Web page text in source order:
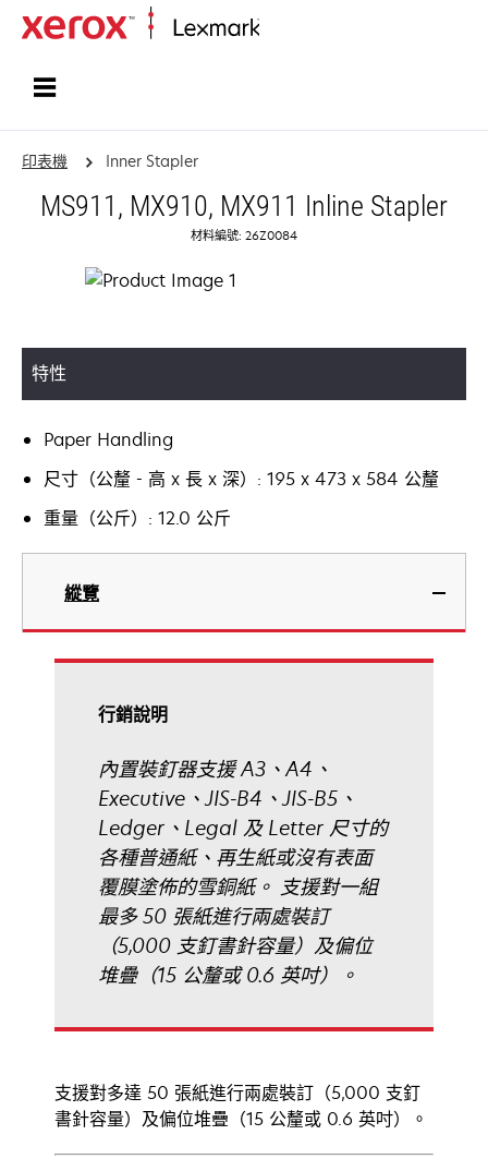
印表機 Inner Stapler
MS911, MX910, MX911 Inline Stapler
材料編號: 26Z0084
特性
Paper Handling
尺寸（公釐 - 高 x 長 x 深）: 195 x 473 x 584 公釐
重量（公斤）: 12.0 公斤
縱覽
行銷說明
內置裝釘器支援 A3、A4、
Executive、JIS-B4、JIS-B5、
Ledger、Legal 及 Letter 尺寸的
各種普通紙、再生紙或沒有表面
覆膜塗佈的雪銅紙。 支援對一組
最多 50 張紙進行兩處裝訂
（5,000 支釘書針容量）及偏位
堆疊（15 公釐或 0.6 英吋）。
支援對多達 50 張紙進行兩處裝訂（5,000 支釘
書針容量）及偏位堆疊（15 公釐或 0.6 英吋）。